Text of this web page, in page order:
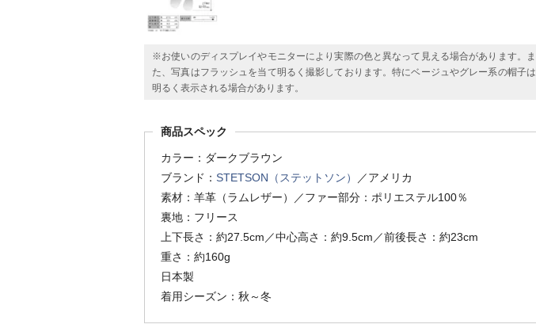
※お使いのディスプレイやモニターにより実際の色と異なって見える場合があります。ま
た、写真はフラッシュを当て明るく撮影しております。特にベージュやグレー系の帽子は
明るく表示される場合があります。
商品スペック
カラー：ダークブラウン
ブランド： STETSON（ステットソン）
／アメリカ
素材：羊革（ラムレザー）／ファー部分：ポリエステル100％
裏地：フリース
上下長さ：約27.5cm／中心高さ：約9.5cm／前後長さ：約23cm
重さ：約160g
日本製
着用シーズン：秋～冬